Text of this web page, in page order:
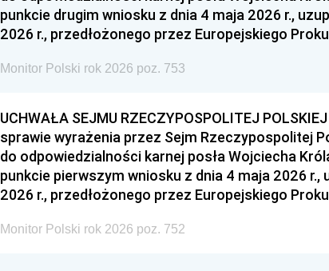
punkcie drugim wniosku z dnia 4 maja 2026 r.,
2026 r., przedłożonego przez Europejskiego
Monitor Polski rok 2026 poz. 753
UCHWAŁA SEJMU RZECZYPOSPOLITEJ
sprawie wyrażenia przez Sejm Rzeczypospolitej
do odpowiedzialności karnej posła Wojciecha
punkcie pierwszym wniosku z dnia 4 maja 2026 r.,
2026 r., przedłożonego przez Europejskiego
Monitor Polski rok 2026 poz. 752